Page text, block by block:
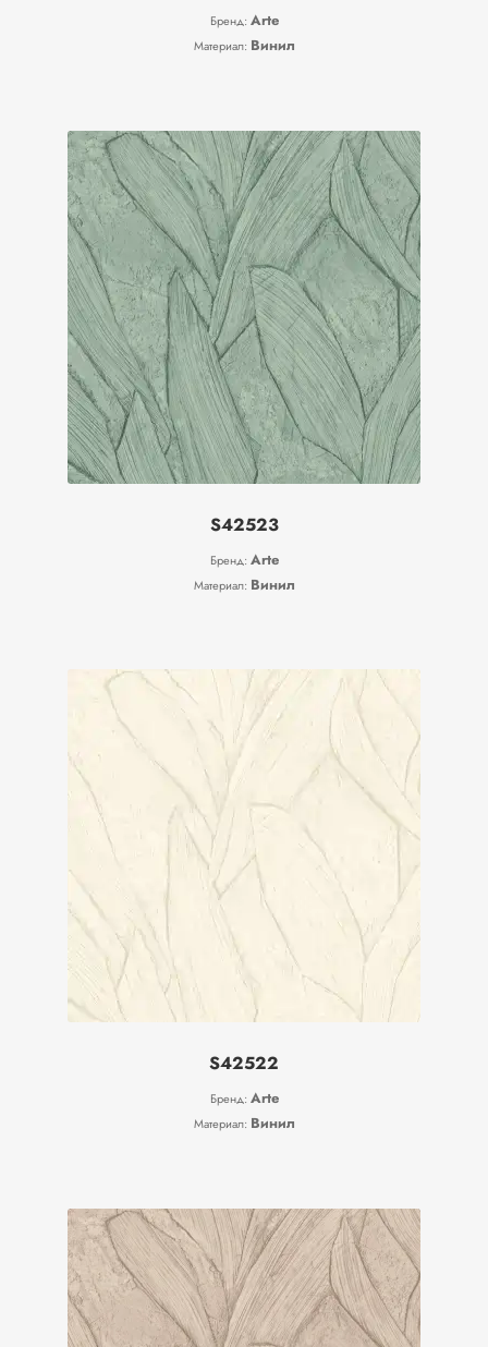
Бренд: Arte
Материал: Винил
S42523
Бренд: Arte
Материал: Винил
S42522
Бренд: Arte
Материал: Винил